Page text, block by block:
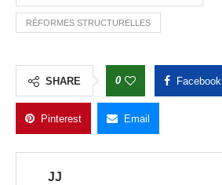
RÉFORMES STRUCTURELLES
SHARE 0 Facebook
Pinterest Email
JJ